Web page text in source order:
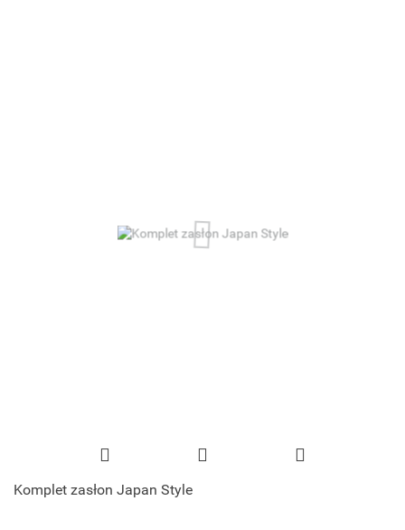
Komplet zasłon Japan Style